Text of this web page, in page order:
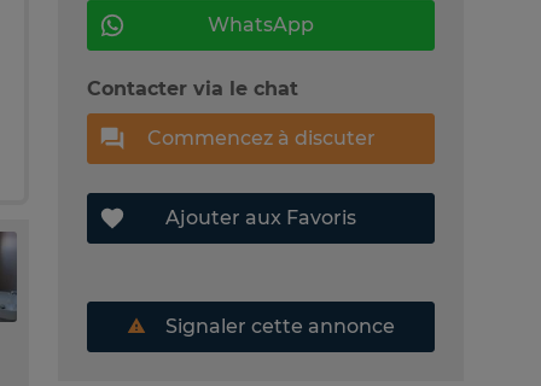
WhatsApp
Contacter via le chat
Commencez à discuter
Ajouter aux Favoris
Signaler cette annonce